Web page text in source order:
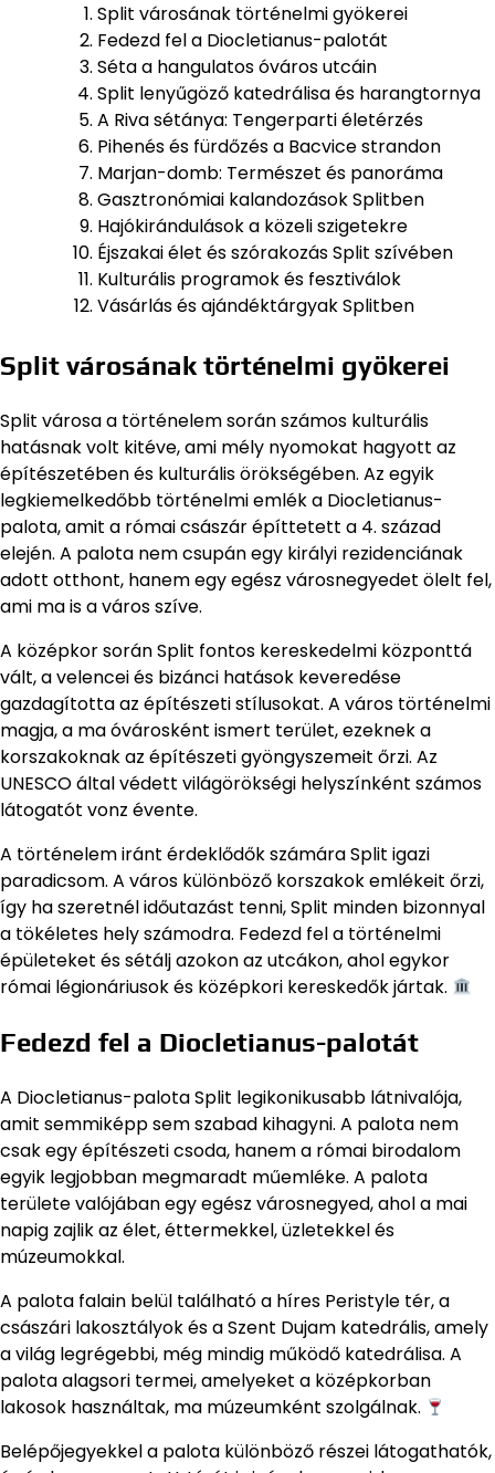
Split városának történelmi gyökerei
Fedezd fel a Diocletianus-palotát
Séta a hangulatos óváros utcáin
Split lenyűgöző katedrálisa és harangtornya
A Riva sétánya: Tengerparti életérzés
Pihenés és fürdőzés a Bacvice strandon
Marjan-domb: Természet és panoráma
Gasztronómiai kalandozások Splitben
Hajókirándulások a közeli szigetekre
Éjszakai élet és szórakozás Split szívében
Kulturális programok és fesztiválok
Vásárlás és ajándéktárgyak Splitben
Split városának történelmi gyökerei
Split városa a történelem során számos kulturális
hatásnak volt kitéve, ami mély nyomokat hagyott az
építészetében és kulturális örökségében. Az egyik
legkiemelkedőbb történelmi emlék a Diocletianus-
palota, amit a római császár építtetett a 4. század
elején. A palota nem csupán egy királyi rezidenciának
adott otthont, hanem egy egész városnegyedet ölelt fel,
ami ma is a város szíve.
A középkor során Split fontos kereskedelmi központtá
vált, a velencei és bizánci hatások keveredése
gazdagította az építészeti stílusokat. A város történelmi
magja, a ma óvárosként ismert terület, ezeknek a
korszakoknak az építészeti gyöngyszemeit őrzi. Az
UNESCO által védett világörökségi helyszínként számos
látogatót vonz évente.
A történelem iránt érdeklődők számára Split igazi
paradicsom. A város különböző korszakok emlékeit őrzi,
így ha szeretnél időutazást tenni, Split minden bizonnyal
a tökéletes hely számodra. Fedezd fel a történelmi
épületeket és sétálj azokon az utcákon, ahol egykor
római légionáriusok és középkori kereskedők jártak.
Fedezd fel a Diocletianus-palotát
A Diocletianus-palota Split legikonikusabb látnivalója,
amit semmiképp sem szabad kihagyni. A palota nem
csak egy építészeti csoda, hanem a római birodalom
egyik legjobban megmaradt műemléke. A palota
területe valójában egy egész városnegyed, ahol a mai
napig zajlik az élet, éttermekkel, üzletekkel és
múzeumokkal.
A palota falain belül található a híres Peristyle tér, a
császári lakosztályok és a Szent Dujam katedrális, amely
a világ legrégebbi, még mindig működő katedrálisa. A
palota alagsori termei, amelyeket a középkorban
lakosok használtak, ma múzeumként szolgálnak.
Belépőjegyekkel a palota különböző részei látogathatók,